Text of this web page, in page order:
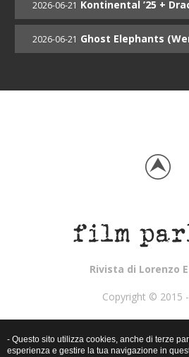
2026-06-21 Kontinental ’25 +
2026-06-21 Ghost Elephants
Rivista di Lorenzo
Copyright © 2015
Cookies policy
- Questo sito utilizza cookies, anche di terze
esperienza e gestire la tua navigazione in